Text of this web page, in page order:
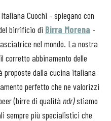
Cuochi - spiegano con
birrificio di Birra Morena -
nel mondo. La nostra
corretto abbinamento delle
proposte dalla cucina italiana
perfetto che ne valorizzi
(birre di qualità ndr)stiamo
sempre più specialistici che